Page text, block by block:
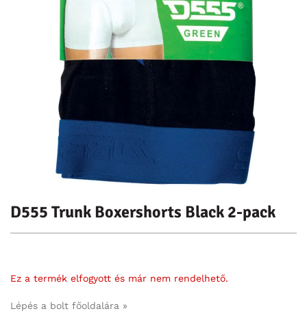
D555 Trunk Boxershorts Black 2-pack
Ez a termék elfogyott és már nem rendelhető.
Lépés a bolt főoldalára »